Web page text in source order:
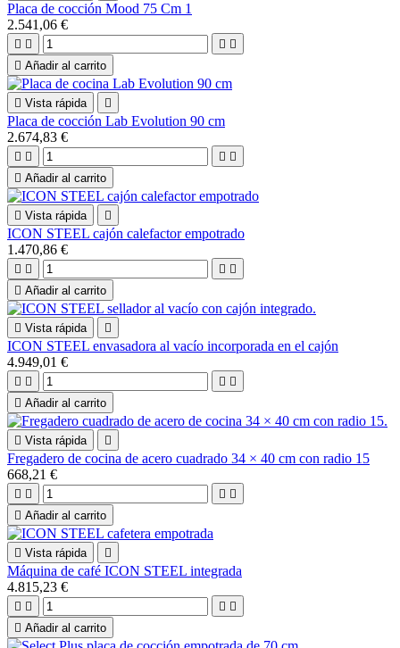
Placa de cocción Mood 75 Cm 1
2.541,06 €
   
 Añadir al carrito
 Vista rápida 
Placa de cocción Lab Evolution 90 cm
2.674,83 €
   
 Añadir al carrito
 Vista rápida 
ICON STEEL cajón calefactor empotrado
1.470,86 €
   
 Añadir al carrito
 Vista rápida 
ICON STEEL envasadora al vacío incorporada en el cajón
4.949,01 €
   
 Añadir al carrito
 Vista rápida 
Fregadero de cocina de acero cuadrado 34 × 40 cm con radio 15
668,21 €
   
 Añadir al carrito
 Vista rápida 
Máquina de café ICON STEEL integrada
4.815,23 €
   
 Añadir al carrito